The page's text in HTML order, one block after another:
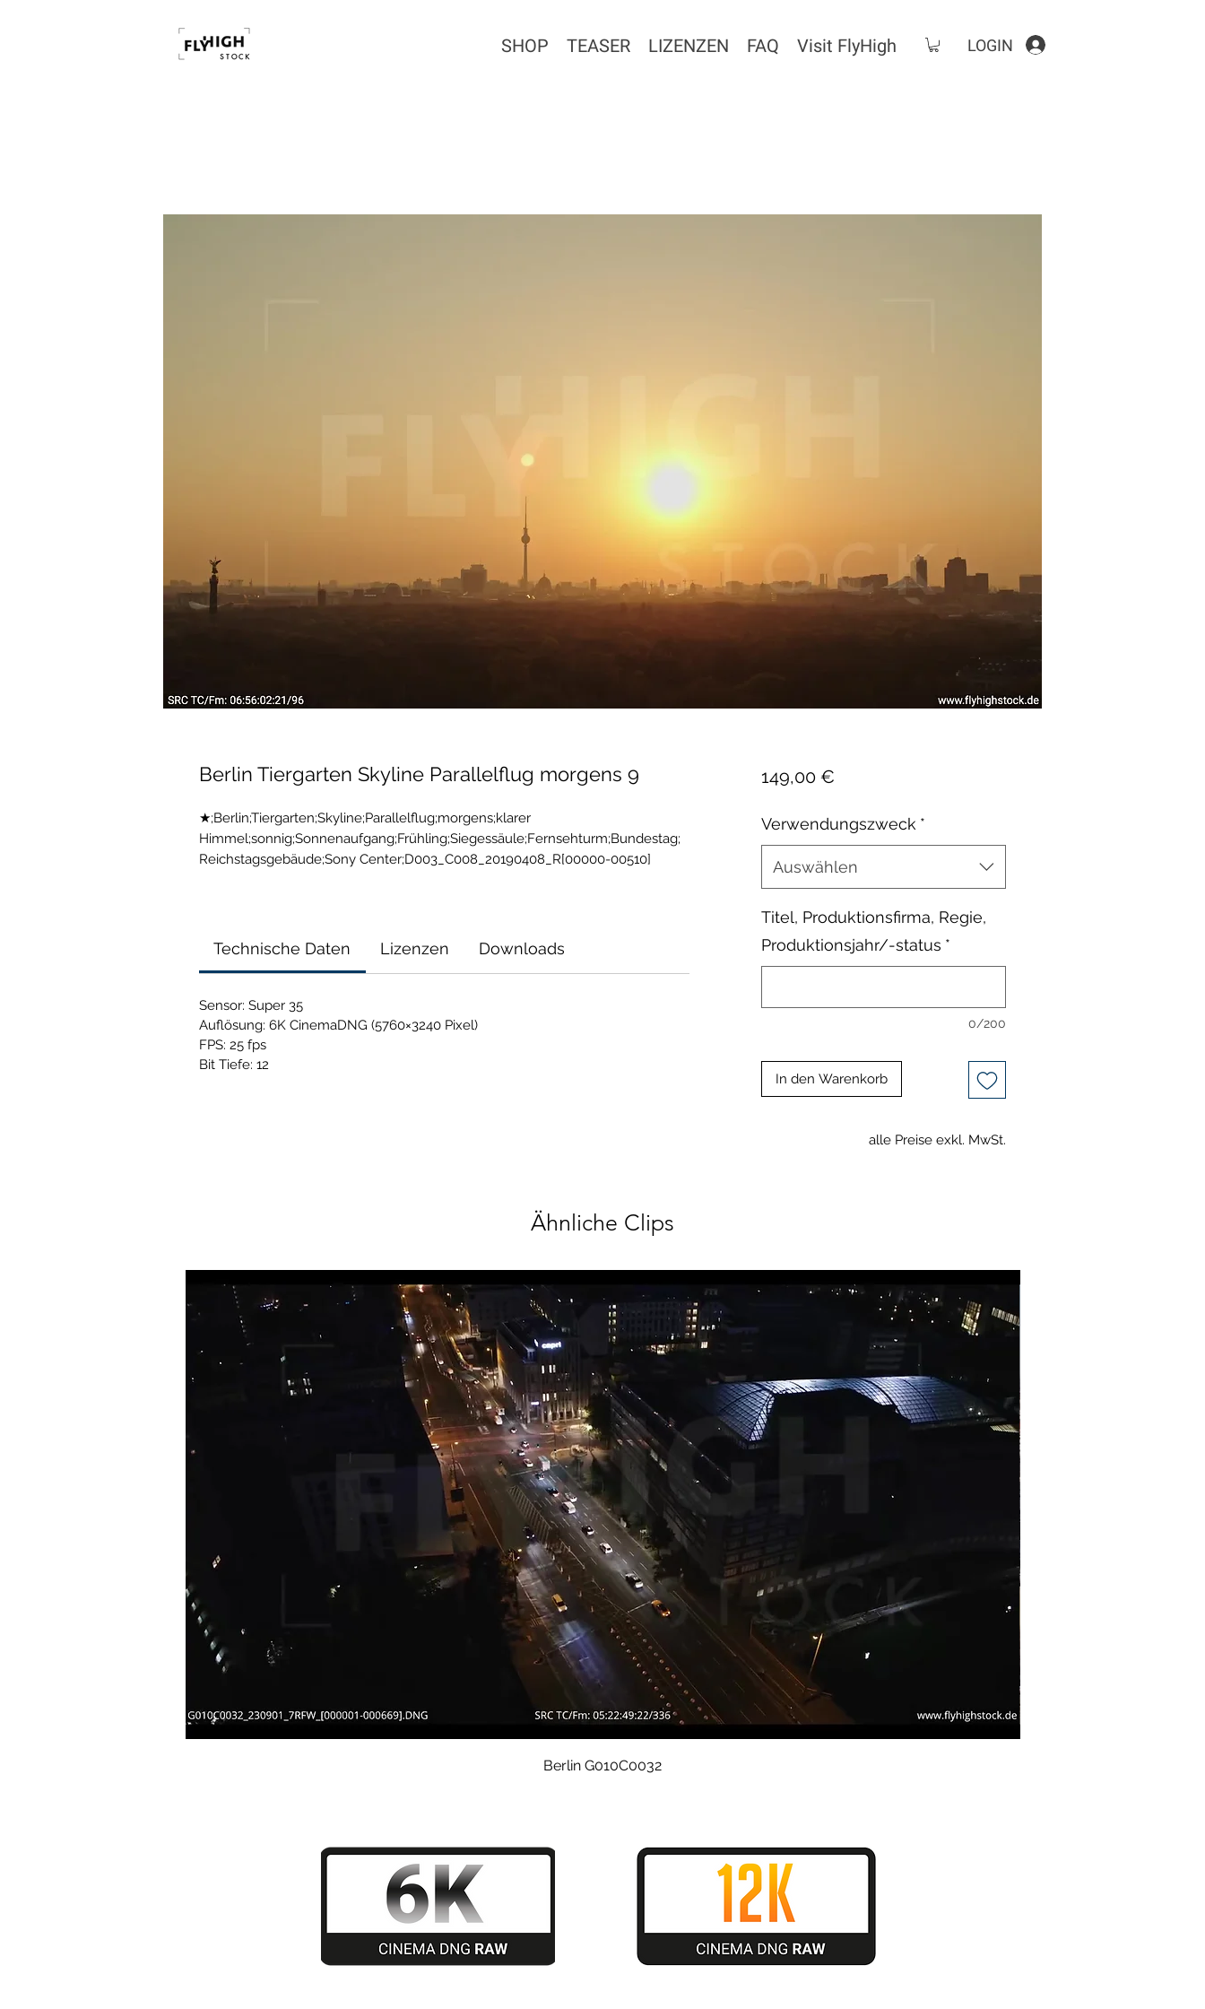
SHOP TEASER LIZENZEN FAQ Visit FlyHigh LOGIN
Berlin Tiergarten Skyline Parallelflug morgens 9
★;Berlin;Tiergarten;Skyline;Parallelflug;morgens;klarer
Himmel;sonnig;Sonnenaufgang;Frühling;Siegessäule;Fernsehturm;Bundestag;
Reichstagsgebäude;Sony Center;D003_C008_20190408_R[00000-00510]
Technische Daten Lizenzen Downloads
Sensor: Super 35
Auflösung: 6K CinemaDNG (5760×3240 Pixel)
FPS: 25 fps
Bit Tiefe: 12
149,00 €Preis
Verwendungszweck *
Auswählen
Titel, Produktionsfirma, Regie,
Produktionsjahr/-status *
0/200
In den Warenkorb
alle Preise exkl. MwSt.
Ähnliche Clips
Schnellansicht
Berlin G010C0032